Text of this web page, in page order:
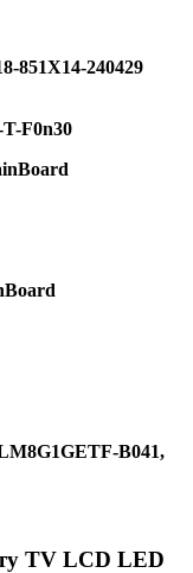
851X14-240429
F0n30
B041,
TV LCD LED